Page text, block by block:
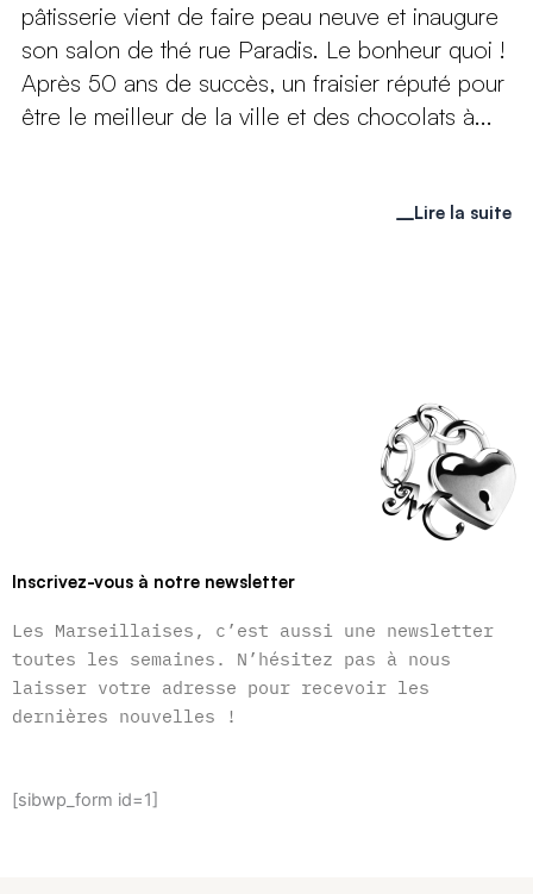
pâtisserie vient de faire peau neuve et inaugure
son salon de thé rue Paradis. Le bonheur quoi !
Après 50 ans de succès, un fraisier réputé pour
être le meilleur de la ville et des chocolats à...
Lire la suite
Inscrivez-vous à notre newsletter
Les Marseillaises, c’est aussi une newsletter
toutes les semaines. N’hésitez pas à nous
laisser votre adresse pour recevoir les
dernières nouvelles !
[sibwp_form id=1]